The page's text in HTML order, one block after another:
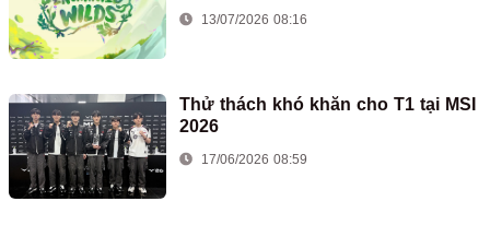
13/07/2026 08:16
Thử thách khó khăn cho T1 tại MSI
2026
17/06/2026 08:59